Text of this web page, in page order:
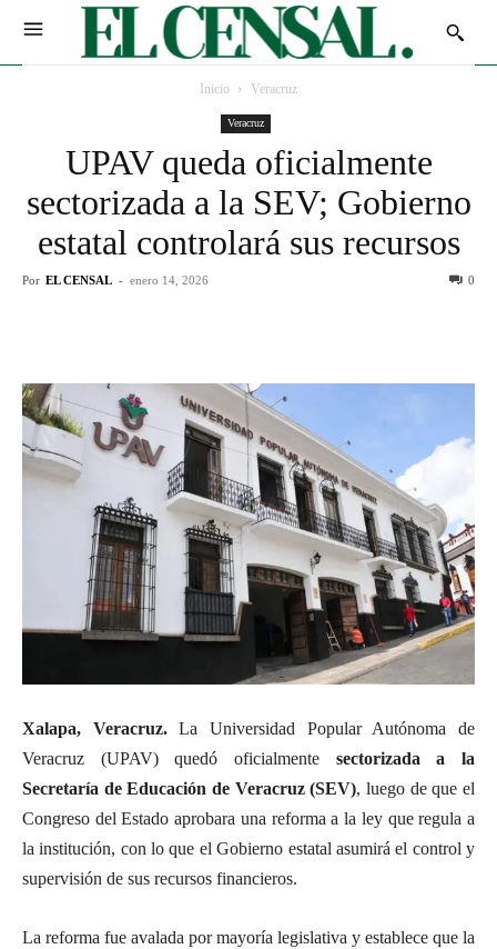
Inicio Veracruz
Veracruz
UPAV queda oficialmente
sectorizada a la SEV; Gobierno
estatal controlará sus recursos
Por EL CENSAL - enero 14, 2026 0
Xalapa, Veracruz.La Universidad Popular Autónoma de
Veracruz (UPAV) quedó oficialmente sectorizada a la
Secretaría de Educación de Veracruz (SEV), luego de que el
Congreso del Estado aprobara una reforma a la ley que regula a
la institución, con lo que el Gobierno estatal asumirá el control y
supervisión de sus recursos financieros.
La reforma fue avalada por mayoría legislativa y establece que la